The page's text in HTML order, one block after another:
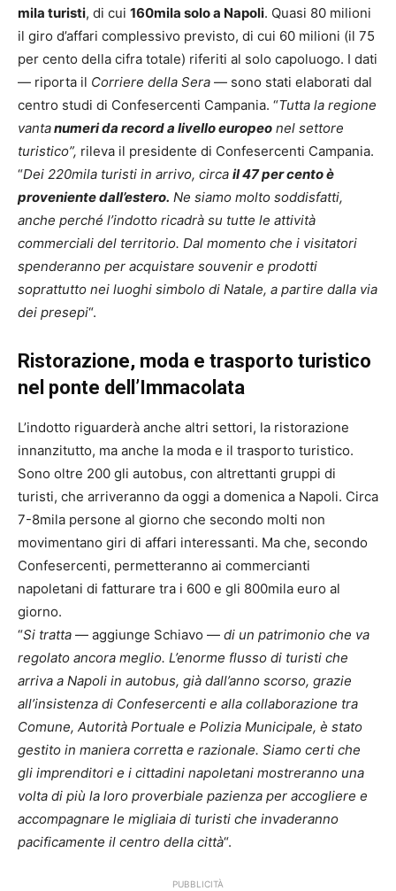
mila turisti, di cui 160mila solo a Napoli. Quasi 80 milioni
il giro d’affari complessivo previsto, di cui 60 milioni (il 75
per cento della cifra totale) riferiti al solo capoluogo. I dati
— riporta il Corriere della Sera — sono stati elaborati dal
centro studi di Confesercenti Campania. “Tutta la regione
vantanumeri da record a livello europeo nel settore
turistico”, rileva il presidente di Confesercenti Campania.
“Dei 220mila turisti in arrivo, circa il 47 per cento è
proveniente dall’estero. Ne siamo molto soddisfatti,
anche perché l’indotto ricadrà su tutte le attività
commerciali del territorio. Dal momento che i visitatori
spenderanno per acquistare souvenir e prodotti
soprattutto nei luoghi simbolo di Natale, a partire dalla via
dei presepi“.
Ristorazione, moda e trasporto turistico
nel ponte dell’Immacolata
L’indotto riguarderà anche altri settori, la ristorazione
innanzitutto, ma anche la moda e il trasporto turistico.
Sono oltre 200 gli autobus, con altrettanti gruppi di
turisti, che arriveranno da oggi a domenica a Napoli. Circa
7-8mila persone al giorno che secondo molti non
movimentano giri di affari interessanti. Ma che, secondo
Confesercenti, permetteranno ai commercianti
napoletani di fatturare tra i 600 e gli 800mila euro al
giorno.
“Si tratta — aggiunge Schiavo — di un patrimonio che va
regolato ancora meglio. L’enorme flusso di turisti che
arriva a Napoli in autobus, già dall’anno scorso, grazie
all’insistenza di Confesercenti e alla collaborazione tra
Comune, Autorità Portuale e Polizia Municipale, è stato
gestito in maniera corretta e razionale. Siamo certi che
gli imprenditori e i cittadini napoletani mostreranno una
volta di più la loro proverbiale pazienza per accogliere e
accompagnare le migliaia di turisti che invaderanno
pacificamente il centro della città“.
PUBBLICITÀ